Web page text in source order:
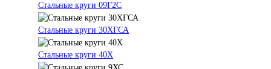
Стальные круги 09Г2С
Стальные круги 30ХГСА
Стальные круги 40Х